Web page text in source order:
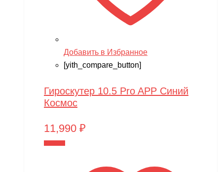
Добавить в Избранное
[yith_compare_button]
Гироскутер 10.5 Pro APP Синий
Космос
11,990 ₽